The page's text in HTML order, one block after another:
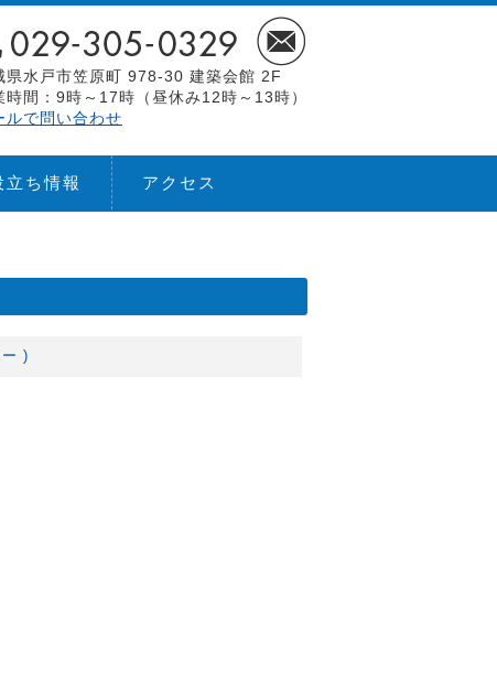
県水戸市笠原町 978-30 建築会館 2F
時間：9時～17時（昼休み12時～13時）
ルで問い合わせ
立ち情報 アクセス
)